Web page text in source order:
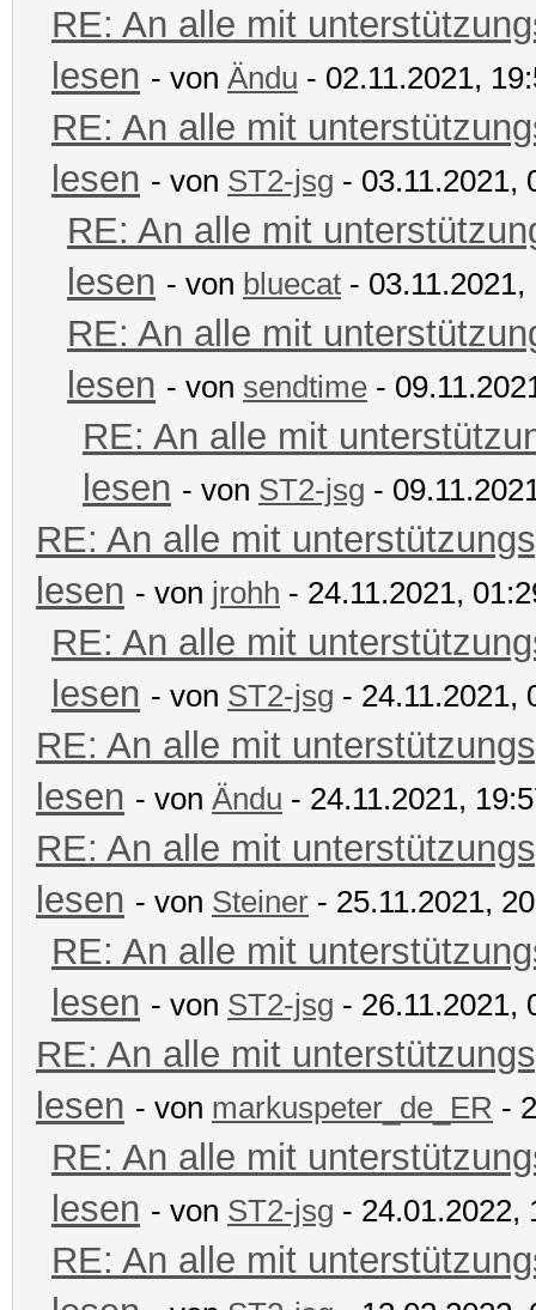
RE: An alle mit
lesen - von Ändu - 02.11.2021,
RE: An alle mit
lesen - von ST2-jsg - 03.11.2021,
RE: An alle mit
lesen - von bluecat - 03.11.2021,
RE: An alle mit
lesen - von sendtime -
RE: An alle mit
lesen - von ST2-jsg -
RE: An alle mit
lesen - von jrohh - 24.11.2021,
RE: An alle mit
lesen - von ST2-jsg - 24.11.2021,
RE: An alle mit
lesen - von Ändu - 24.11.2021,
RE: An alle mit
lesen - von Steiner - 25.11.2021,
RE: An alle mit
lesen - von ST2-jsg - 26.11.2021,
RE: An alle mit
lesen - von markuspeter_de_ER -
RE: An alle mit
lesen - von ST2-jsg - 24.01.2022,
RE: An alle mit